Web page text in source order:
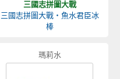
三國志拼圖大戰
三國志拼圖大戰‧魚水君臣冰
棒
瑪莉水